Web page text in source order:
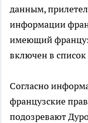
данным,
информации
имеющий
включен в
Согласно
французские
подозревают